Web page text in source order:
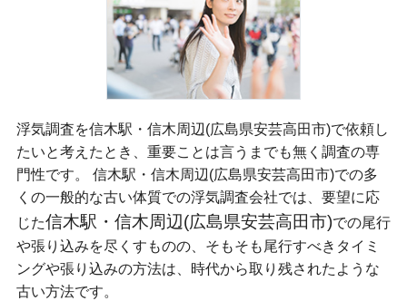
浮気調査を信木駅・信木周辺(広島県安芸高田市)で依頼し
たいと考えたとき、重要ことは言うまでも無く調査の専
門性です。 信木駅・信木周辺(広島県安芸高田市)での多
くの一般的な古い体質での浮気調査会社では、要望に応
じた信木駅・信木周辺(広島県安芸高田市)での尾行
や張り込みを尽くすものの、そもそも尾行すべきタイミ
ングや張り込みの方法は、時代から取り残されたような
古い方法です。